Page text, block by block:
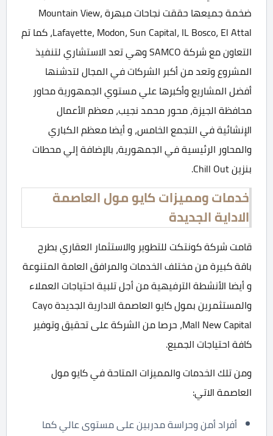
ضخمة جميعها حققت نجاحات مبهرة Mountain View،
Lafayette، Modon، Sun Capital، IL Bosco، El Attal، كما تم
التعاون مع شركة SAMCO وهي تعد الاستشاري لتنفيذ
المشروع وتعد من أكبر الشركات في المجال لتدشنها
أفضل المشاريع وأكبرها علي مستوي الجمهورية محاور
محافظة الجيزة، محور محمد نجيب، معظم الأعمال
الإنشائية في التجمع الخامس، و أيضا معظم الكباري
والمحاور الرئيسية في الجمهورية، بالإضافة إلي محطات
بنزين Chill Out.
خدمات ومميزات كايو مول العاصمة
الاداية الجديدة
قامت شركة كونتكت للتطوير والاستثمار العقاري بطرح
باقة كبيرة من مختلف الخدمات والمرافق العامة المتنوعة
و أيضا الأنشطة الترفيهية من أجل تلبية احتياجات العملاء
والمستثمرين بمول كايو العاصمة الادارية الجديدة Cayo
Mall New Capital، حرصا من الشركة على تحقيق وتوفير
كافة احتياجات الجميع.
ومن تلك الخدمات والمميزات المتاحة في كايو مول
العاصمة الاتي:
أفراد أمن وحراسة مدربين على مستوى عالي كما